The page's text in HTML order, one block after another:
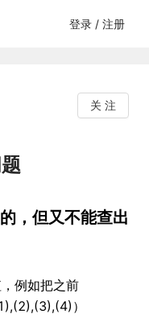
登录 / 注册
关 注
，但又不能查出
例如把之前
）